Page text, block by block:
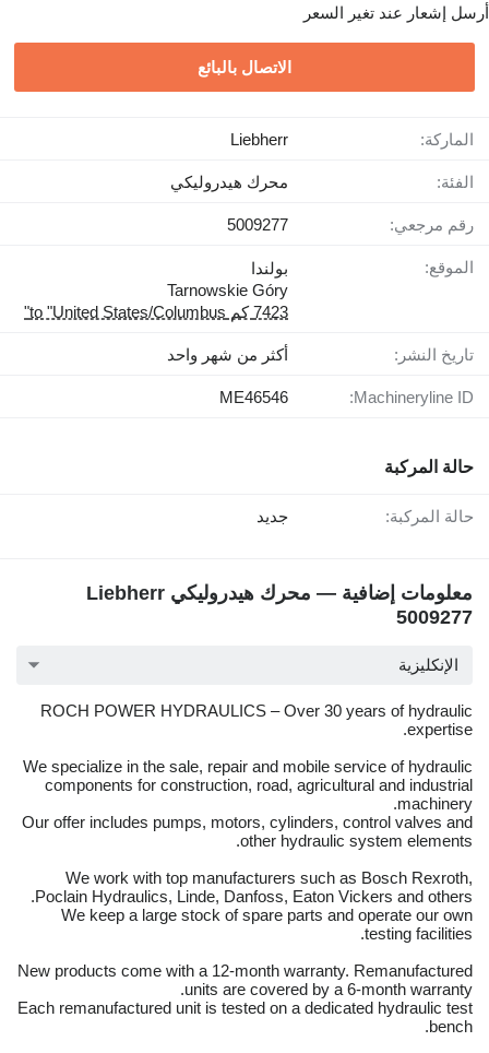
أرسل إشعار عند تغير السعر
الاتصال بالبائع
الماركة: Liebherr
الفئة: محرك هيدروليكي
رقم مرجعي: 5009277
الموقع:
بولندا
Tarnowskie Góry
7423 كم to "United States/Columbus"
تاريخ النشر: أكثر من شهر واحد
Machineryline ID:
ME46546
حالة المركبة
حالة المركبة: جديد
معلومات إضافية — محرك هيدروليكي Liebherr
5009277
الإنكليزية
ROCH POWER HYDRAULICS – Over 30 years of hydraulic
expertise.
We specialize in the sale, repair and mobile service of hydraulic
components for construction, road, agricultural and industrial
machinery.
Our offer includes pumps, motors, cylinders, control valves and
other hydraulic system elements.
We work with top manufacturers such as Bosch Rexroth,
Poclain Hydraulics, Linde, Danfoss, Eaton Vickers and others.
We keep a large stock of spare parts and operate our own
testing facilities.
New products come with a 12-month warranty. Remanufactured
units are covered by a 6-month warranty.
Each remanufactured unit is tested on a dedicated hydraulic test
bench.